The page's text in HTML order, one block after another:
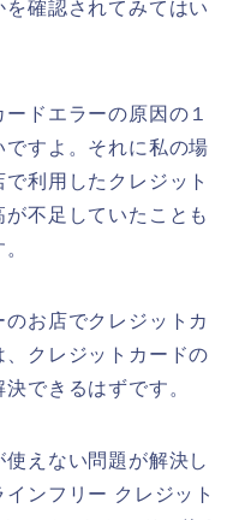
確認されてみてはい
ドエラーの原因の１
すよ。それに私の場
利用したクレジット
不足していたことも
お店でクレジットカ
クレジットカードの
できるはずです。
えない問題が解決し
ンフリー クレジット